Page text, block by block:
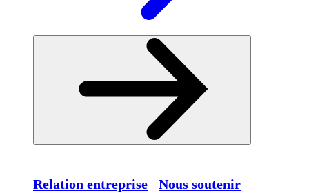
Relation entreprise Nous soutenir